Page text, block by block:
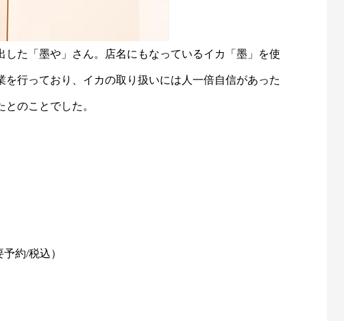
た「墨や」さん。店名にもなっているイカ「墨」を使
行っており、イカの取り扱いには人一倍自信があった
のことでした。
約/税込）